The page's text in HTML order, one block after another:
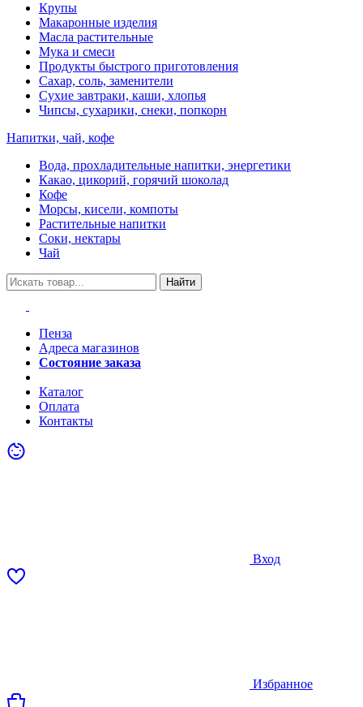
Крупы
Макаронные изделия
Масла растительные
Мука и смеси
Продукты быстрого приготовления
Сахар, соль, заменители
Сухие завтраки, каши, хлопья
Чипсы, сухарики, снеки, попкорн
Напитки, чай, кофе
Вода, прохладительные напитки, энергетики
Какао, цикорий, горячий шоколад
Кофе
Морсы, кисели, компоты
Растительные напитки
Соки, нектары
Чай
Найти
Пенза
Адреса магазинов
Состояние заказа
Каталог
Оплата
Контакты
Вход
Избранное